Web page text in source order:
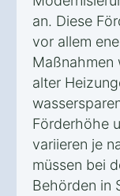
an. Diese
vor allem
Maßnahmen
alter
Förderhöhe
variieren je
müssen bei
Behörden in